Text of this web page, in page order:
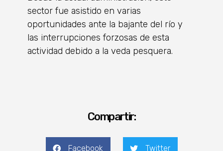
sector fue asistido en varias
oportunidades ante la bajante del río y
las interrupciones forzosas de esta
actividad debido a la veda pesquera.
Compartir:
Facebook Twitter